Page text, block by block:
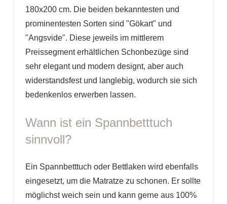
180x200 cm. Die beiden bekanntesten und
prominentesten Sorten sind "Gökart" und
"Angsvide". Diese jeweils im mittlerem
Preissegment erhältlichen Schonbezüge sind
sehr elegant und modern designt, aber auch
widerstandsfest und langlebig, wodurch sie sich
bedenkenlos erwerben lassen.
Wann ist ein Spannbetttuch
sinnvoll?
Ein Spannbetttuch oder Bettlaken wird ebenfalls
eingesetzt, um die Matratze zu schonen. Er sollte
möglichst weich sein und kann gerne aus 100%